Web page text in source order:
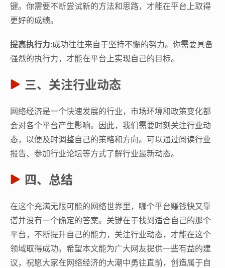
键。你需要不断尝试新的方法和思路，才能在平台上取得
更好的成绩。
提高执行力:成功往往来自于坚持不懈的努力。你需要具备
强烈的执行力，才能在平台上实现自己的目标。
三、关注行业动态
网络经济是一个快速发展的行业，市场环境和政策变化都
会对各个平台产生影响。因此，我们需要时刻关注行业动
态，以便及时调整自己的策略和方向。可以通过阅读行业
报告、参加行业论坛等方式了解行业最新动态。
四、总结
在这个充满无限可能的网络世界里，哪个平台赚钱快又靠
谱并没有一个确定的答案。关键在于找到适合自己的那个
平台，不断提升自己的能力，关注行业动态，才能在这个
领域取得成功。希望本文能为广大网友提供一些有益的建
议，祝愿大家在网络经济的大潮中勇往直前，创造属于自